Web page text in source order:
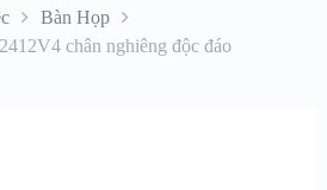
Bàn Họp
chân nghiêng độc đáo